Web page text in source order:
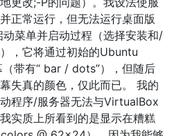
正常运行，但无法运行桌面版
菜单并启动过程（选择安装和/
，它将通过初始的Ubuntu
（带有“ bar / dots”），但随后
失真的颜色，仅此而已。 我的
程序/服务器无法与VirtualBox
实质上所看到的是显示在糟糕